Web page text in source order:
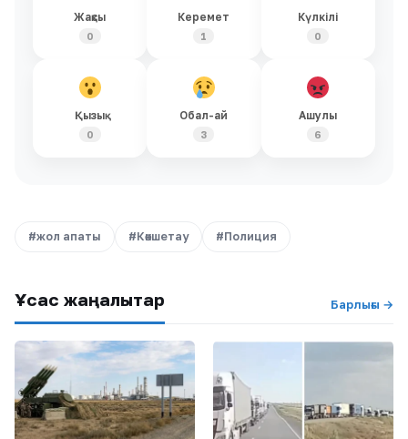
Жақсы
0
Керемет
1
Күлкілі
0
Қызық
0
Обал-ай
3
Ашулы
6
#жол апаты #Көкшетау #Полиция
Ұқсас жаңалықтар Барлығы →